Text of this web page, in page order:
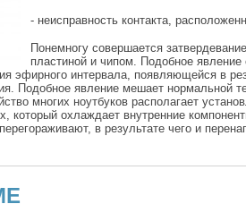
- неисправность контакта,
Понемногу совершается
пластиной и чипом. Подобное явление
эфирного интервала, появляющейся в
Подобное явление мешает нормальной
многих ноутбуков располагает
который охлаждает внутренние
в результате чего и